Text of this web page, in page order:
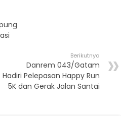
Berikutnya
Danrem 043/Gatam
Hadiri Pelepasan Happy Run
5K dan Gerak Jalan Santai